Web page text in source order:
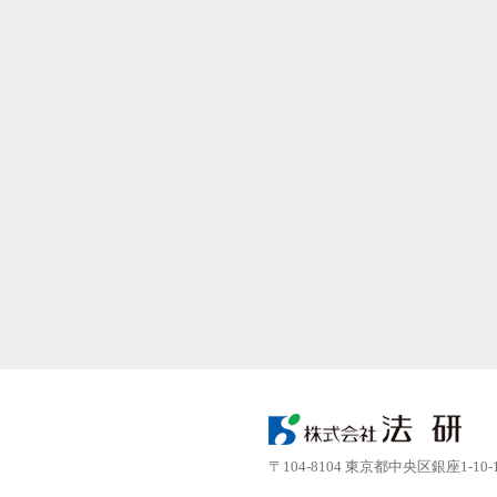
〒104-8104 東京都中央区銀座1-10-